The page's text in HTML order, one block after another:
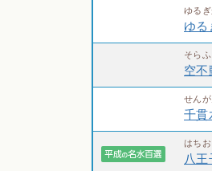
ゆる
ゆる
そら
空不
せん
千貫
はち
八